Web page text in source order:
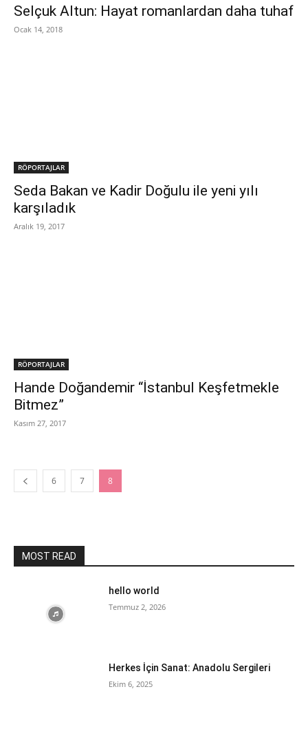
Selçuk Altun: Hayat romanlardan daha tuhaf
Ocak 14, 2018
RÖPORTAJLAR
Seda Bakan ve Kadir Doğulu ile yeni yılı
karşıladık
Aralık 19, 2017
RÖPORTAJLAR
Hande Doğandemir “İstanbul Keşfetmekle
Bitmez”
Kasım 27, 2017
6 7 8
MOST READ
hello world
Temmuz 2, 2026
Herkes İçin Sanat: Anadolu Sergileri
Ekim 6, 2025